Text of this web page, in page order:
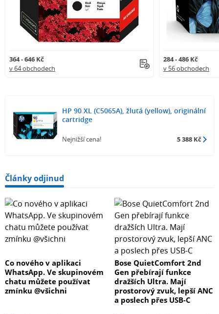
364 - 646 Kč
v 64 obchodech
284 - 486 Kč
v 56 obchodech
HP 90 XL (C5065A), žlutá (yellow), originální
cartridge
Nejnižší cena! 5 388 Kč
Články odjinud
Co nového v aplikaci
WhatsApp. Ve skupinovém
chatu můžete používat
zmínku @všichni
Bose QuietComfort 2nd
Gen přebírají funkce
dražších Ultra. Mají
prostorový zvuk, lepší ANC
a poslech přes USB-C